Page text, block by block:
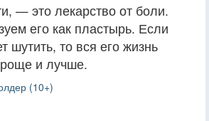
— это лекарство от боли.
его как пластырь. Если
шутить, то вся его жизнь
и лучше.
(10+)